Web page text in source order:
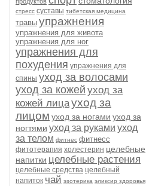
стресс суставы тибетская медицина
травы упражнения
упражнения для живота
упражнения для ног
упражнения для
похудения упражнения для
спины уход за волосами
уход за кожей уход за
кожей лицауход за
лицом уход за ногами уход за
ногтями уход за руками уход
за телом фитнес фитнесс
фитотерапия холестерин целебные
напитки целебные растения
целебные средства целебный
напиток чай эзотерика эликсир здоровья